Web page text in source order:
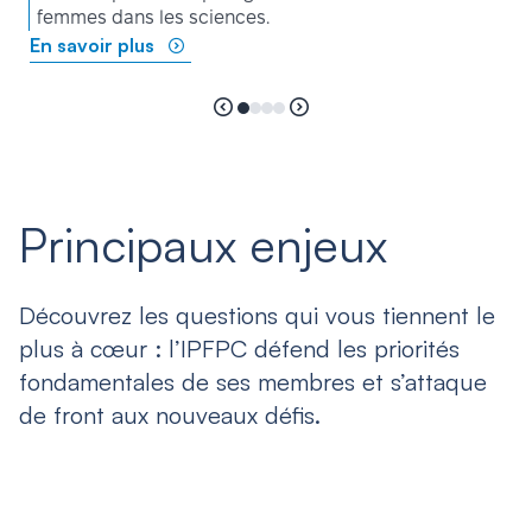
femmes dans les sciences.
En savoir plus
Principaux enjeux
Découvrez les questions qui vous tiennent le
plus à cœur : l’IPFPC défend les priorités
fondamentales de ses membres et s’attaque
de front aux nouveaux défis.